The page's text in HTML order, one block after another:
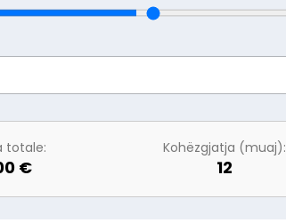
totale:
€
Kohëzgjatja (muaj):
12